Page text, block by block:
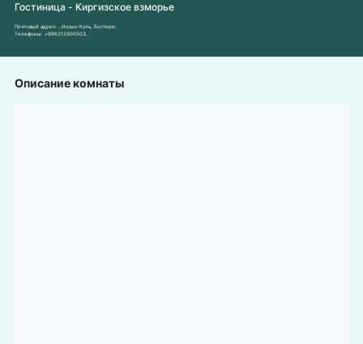
Гостиница - Киргизское взморье
Почтовый адрес:
, Иссык-Куль, Бостери,
Телефоны: +996312900503
Описание комнаты